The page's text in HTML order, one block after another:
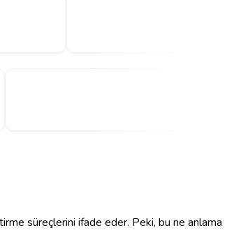
süreçlerini ifade eder. Peki, bu ne anlama